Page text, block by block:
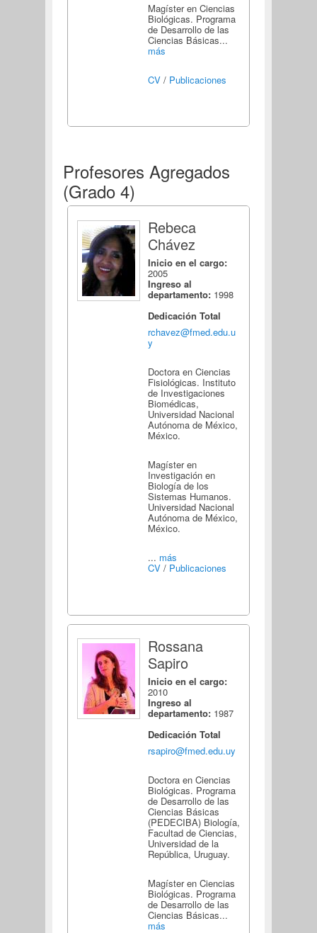
Magíster en Ciencias
Biológicas. Programa
de Desarrollo de las
Ciencias Básicas...
más
CV/ Publicaciones
Profesores Agregados
(Grado 4)
Rebeca
Chávez
Inicio en el cargo:
2005
Ingreso al
departamento: 1998
Dedicación Total
rchavez@fmed.edu.u
y
Doctora en Ciencias
Fisiológicas. Instituto
de Investigaciones
Biomédicas,
Universidad Nacional
Autónoma de México,
México.
Magíster en
Investigación en
Biología de los
Sistemas Humanos.
Universidad Nacional
Autónoma de México,
México.
... más
CV/ Publicaciones
Rossana
Sapiro
Inicio en el cargo:
2010
Ingreso al
departamento: 1987
Dedicación Total
rsapiro@fmed.edu.uy
Doctora en Ciencias
Biológicas. Programa
de Desarrollo de las
Ciencias Básicas
(PEDECIBA) Biología,
Facultad de Ciencias,
Universidad de la
República, Uruguay.
Magíster en Ciencias
Biológicas. Programa
de Desarrollo de las
Ciencias Básicas...
más